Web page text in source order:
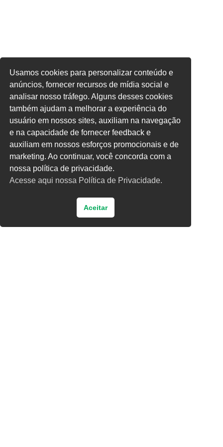
Usamos cookies para personalizar conteúdo e
anúncios, fornecer recursos de mídia social e
analisar nosso tráfego. Alguns desses cookies
também ajudam a melhorar a experiência do
usuário em nossos sites, auxiliam na navegação
e na capacidade de fornecer feedback e
auxiliam em nossos esforços promocionais e de
marketing. Ao continuar, você concorda com a
nossa política de privacidade.
Acesse aqui nossa Política de Privacidade.
Aceitar